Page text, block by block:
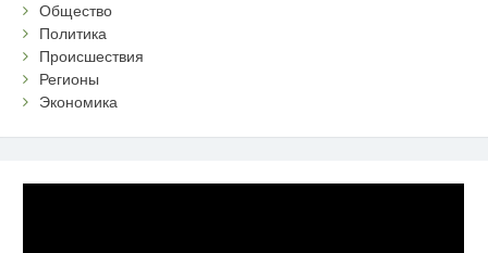
Общество
Политика
Происшествия
Регионы
Экономика